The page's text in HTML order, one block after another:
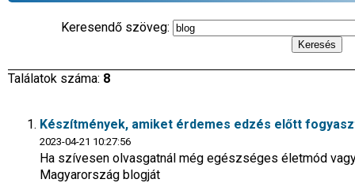
Keresendő szöveg:
Találatok száma: 8
Készítmények, amiket érdemes edzés előtt
2023-04-21 10:27:56
Ha szívesen olvasgatnál még egészséges életmód
Magyarország blogját